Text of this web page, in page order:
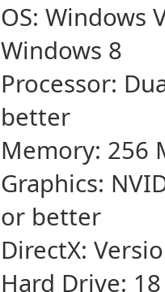
OS: Windows
Windows 8
Processor:
better
Memory: 256
Graphics:
or better
DirectX:
Hard Drive: